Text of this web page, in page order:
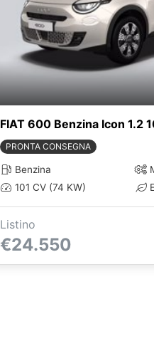
FIAT 600 Benzina Icon 1.2
PRONTA CONSEGNA
Benzina
101 CV (74 KW)
Listino
€24.550